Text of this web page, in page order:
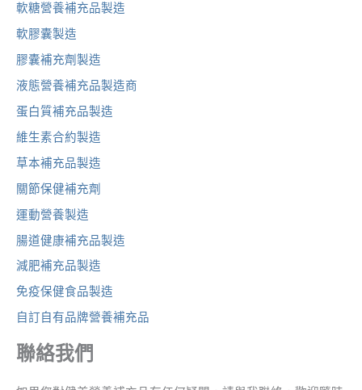
軟糖營養補充品製造
軟膠囊製造
膠囊補充劑製造
液態營養補充品製造商
蛋白質補充品製造
維生素合約製造
草本補充品製造
關節保健補充劑
運動營養製造
腸道健康補充品製造
減肥補充品製造
免疫保健食品製造
自訂自有品牌營養補充品
聯絡我們